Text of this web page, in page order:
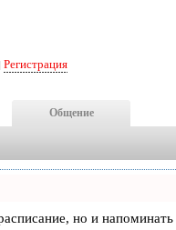
Регистрация
Общение
но и напоминать